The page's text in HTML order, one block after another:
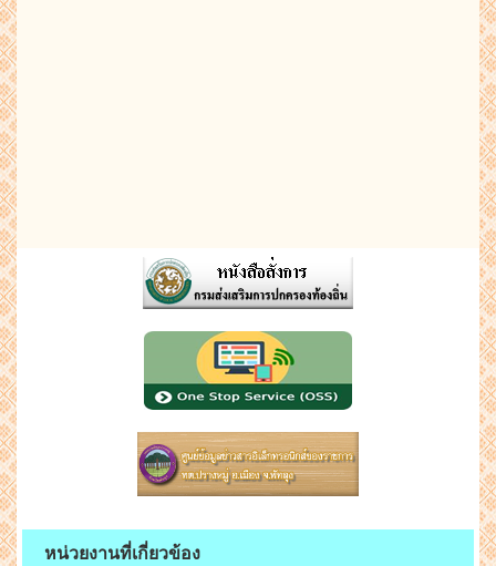
หน่วยงานที่เกี่ยวข้อง